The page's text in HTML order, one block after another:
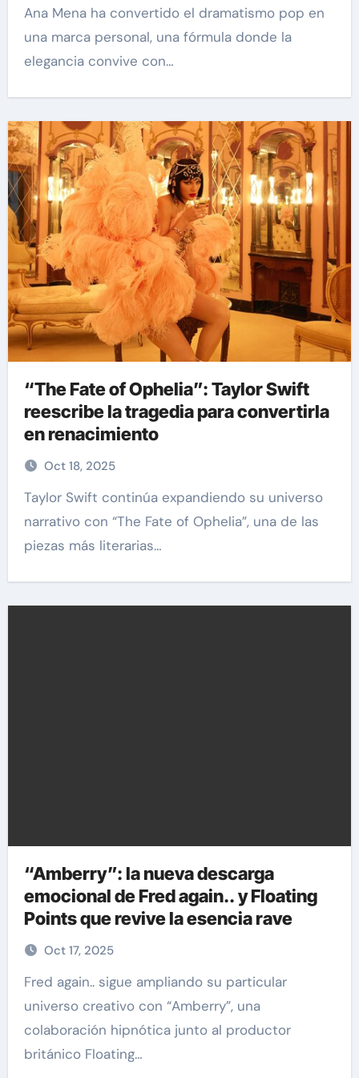
Ana Mena ha convertido el dramatismo pop en
una marca personal, una fórmula donde la
elegancia convive con…
“The Fate of Ophelia”: Taylor Swift
reescribe la tragedia para convertirla
en renacimiento
Oct 18, 2025
Taylor Swift continúa expandiendo su universo
narrativo con “The Fate of Ophelia”, una de las
piezas más literarias…
“Amberry”: la nueva descarga
emocional de Fred again.. y Floating
Points que revive la esencia rave
Oct 17, 2025
Fred again.. sigue ampliando su particular
universo creativo con “Amberry”, una
colaboración hipnótica junto al productor
británico Floating…